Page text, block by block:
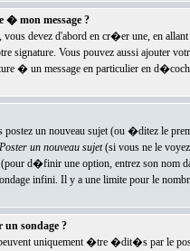
� mon message ?
vous devez d'abord en cr�er une, en
signature. Vous pouvez aussi ajouter
� un message en particulier en
un nouveau sujet (ou �ditez le
Poster un nouveau sujet(si vous ne le voyez
(pour d�finir une option, entrez son nom
infini. Il y a une limite pour le
sondage ?
peuvent uniquement �tre �dit�s par le